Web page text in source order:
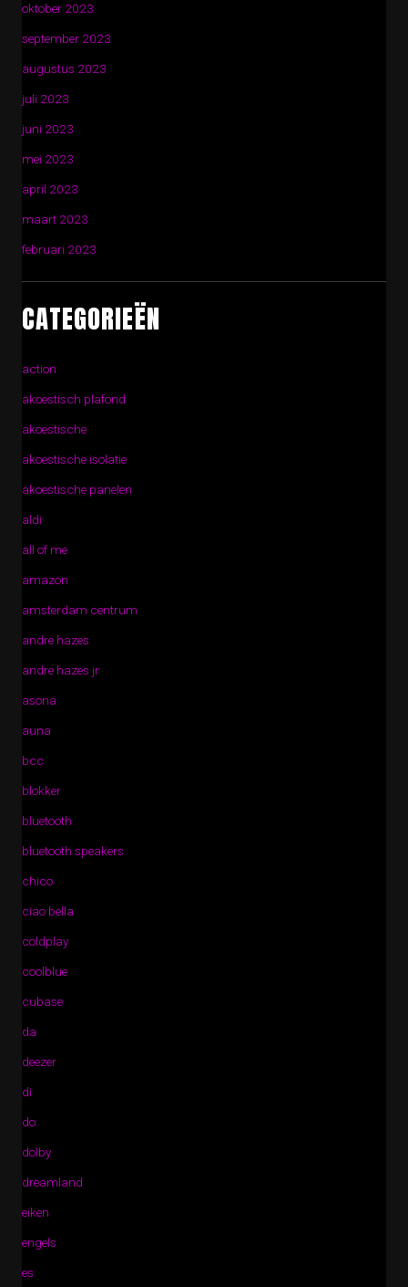
oktober 2023
september 2023
augustus 2023
juli 2023
juni 2023
mei 2023
april 2023
maart 2023
februari 2023
CATEGORIEËN
action
akoestisch plafond
akoestische
akoestische isolatie
akoestische panelen
aldi
all of me
amazon
amsterdam centrum
andre hazes
andre hazes jr
asona
auna
bcc
blokker
bluetooth
bluetooth speakers
chico
ciao bella
coldplay
coolblue
cubase
da
deezer
di
do
dolby
dreamland
eiken
engels
es